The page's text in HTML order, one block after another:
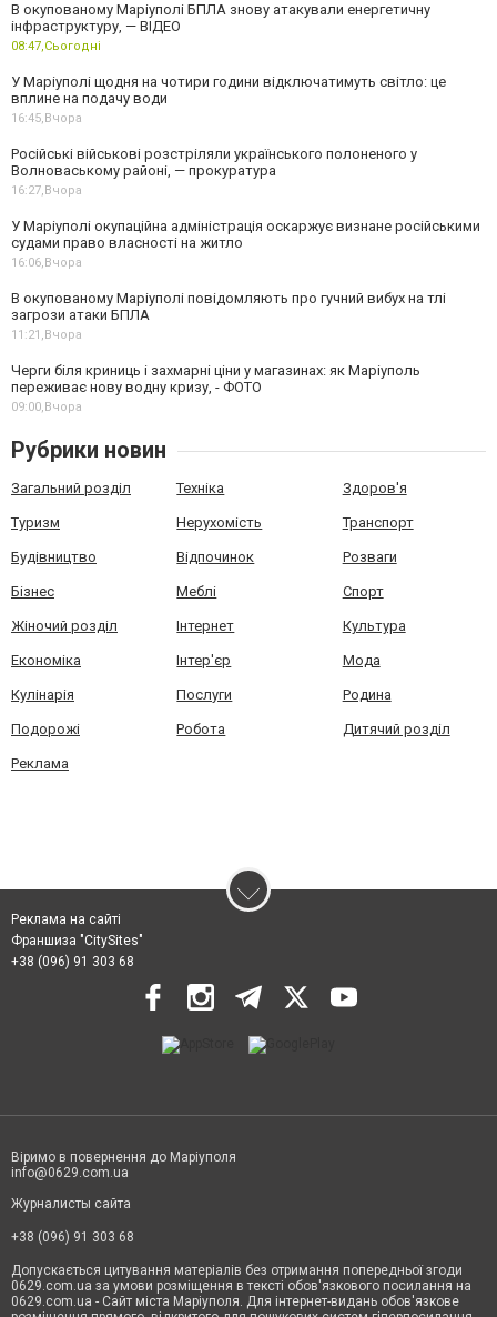
В окупованому Маріуполі БПЛА знову атакували енергетичну
інфраструктуру, — ВІДЕО
08:47,Сьогодні
У Маріуполі щодня на чотири години відключатимуть світло: це
вплине на подачу води
16:45,Вчора
Російські військові розстріляли українського полоненого у
Волноваському районі, — прокуратура
16:27,Вчора
У Маріуполі окупаційна адміністрація оскаржує визнане російськими
судами право власності на житло
16:06,Вчора
В окупованому Маріуполі повідомляють про гучний вибух на тлі
загрози атаки БПЛА
11:21,Вчора
Черги біля криниць і захмарні ціни у магазинах: як Маріуполь
переживає нову водну кризу, - ФОТО
09:00,Вчора
Рубрики новин
Загальний розділ Техніка Здоров'я
Туризм Нерухомість Транспорт
Будівництво Відпочинок Розваги
Бізнес Меблі Спорт
Жіночий розділ Інтернет Культура
Економіка Інтер'єр Мода
Кулінарія Послуги Родина
Подорожі Робота Дитячий розділ
Реклама
Реклама на сайті
Франшиза "CitySites"
+38 (096) 91 303 68
Віримо в повернення до Маріуполя
info@0629.com.ua
Журналисты сайта
+38 (096) 91 303 68
Допускається цитування матеріалів без отримання попередньої згоди
0629.com.ua за умови розміщення в тексті обов'язкового посилання на
0629.com.ua - Сайт міста Маріуполя. Для інтернет-видань обов'язкове